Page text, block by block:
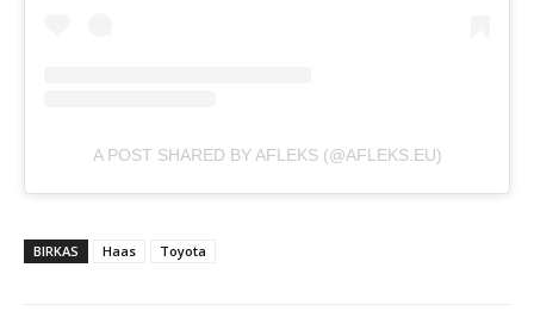
A POST SHARED BY AFLEKS (@AFLEKS.EU)
BIRKAS Haas Toyota